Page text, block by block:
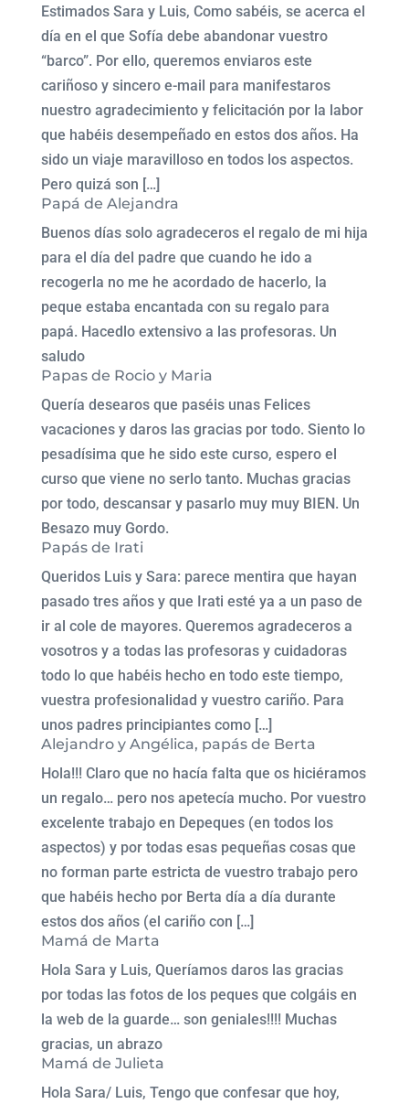
Estimados Sara y Luis, Como sabéis, se acerca el
día en el que Sofía debe abandonar vuestro
“barco”. Por ello, queremos enviaros este
cariñoso y sincero e-mail para manifestaros
nuestro agradecimiento y felicitación por la labor
que habéis desempeñado en estos dos años. Ha
sido un viaje maravilloso en todos los aspectos.
Pero quizá son […]
Papá de Alejandra
Buenos días solo agradeceros el regalo de mi hija
para el día del padre que cuando he ido a
recogerla no me he acordado de hacerlo, la
peque estaba encantada con su regalo para
papá. Hacedlo extensivo a las profesoras. Un
saludo
Papas de Rocio y Maria
Quería desearos que paséis unas Felices
vacaciones y daros las gracias por todo. Siento lo
pesadísima que he sido este curso, espero el
curso que viene no serlo tanto. Muchas gracias
por todo, descansar y pasarlo muy muy BIEN. Un
Besazo muy Gordo.
Papás de Irati
Queridos Luis y Sara: parece mentira que hayan
pasado tres años y que Irati esté ya a un paso de
ir al cole de mayores. Queremos agradeceros a
vosotros y a todas las profesoras y cuidadoras
todo lo que habéis hecho en todo este tiempo,
vuestra profesionalidad y vuestro cariño. Para
unos padres principiantes como […]
Alejandro y Angélica, papás de Berta
Hola!!! Claro que no hacía falta que os hiciéramos
un regalo… pero nos apetecía mucho. Por vuestro
excelente trabajo en Depeques (en todos los
aspectos) y por todas esas pequeñas cosas que
no forman parte estricta de vuestro trabajo pero
que habéis hecho por Berta día a día durante
estos dos años (el cariño con […]
Mamá de Marta
Hola Sara y Luis, Queríamos daros las gracias
por todas las fotos de los peques que colgáis en
la web de la guarde… son geniales!!!! Muchas
gracias, un abrazo
Mamá de Julieta
Hola Sara/ Luis, Tengo que confesar que hoy,